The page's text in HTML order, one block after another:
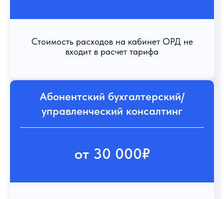
Стоимость расходов на кабинет ОРД не
входит в расчет тарифа
Абонентский бухгалтерский/
управленческий консалтинг
от 30 000₽